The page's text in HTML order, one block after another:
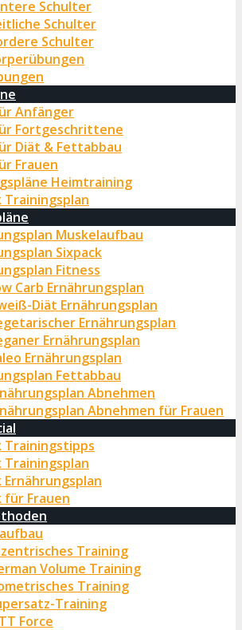
Schulter
Schulter
Schulter
Anfänger
Fortgeschrittene
Diät & Fettabbau
Frauen
Heimtraining
Trainingsplan
Muskelaufbau
Sixpack
Fitness
Carb Ernährungsplan
Diät Ernährungsplan
Ernährungsplan
Ernährungsplan
Ernährungsplan
Fettabbau
Abnehmen
Abnehmen für Frauen
Trainingstipps
Trainingsplan
Ernährungsplan
für Frauen
Training
Volume Training
Training
Training
Force